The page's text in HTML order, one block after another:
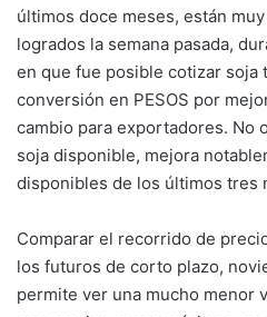
últimos doce meses, están
logrados la semana pasada,
en que fue posible cotizar soja
conversión en PESOS por
cambio para exportadores. No
soja disponible, mejora
disponibles de los últimos tres
Comparar el recorrido de
los futuros de corto plazo,
permite ver una mucho menor